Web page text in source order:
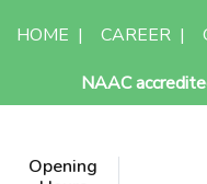
HOME | CAREER |
NAAC
Opening